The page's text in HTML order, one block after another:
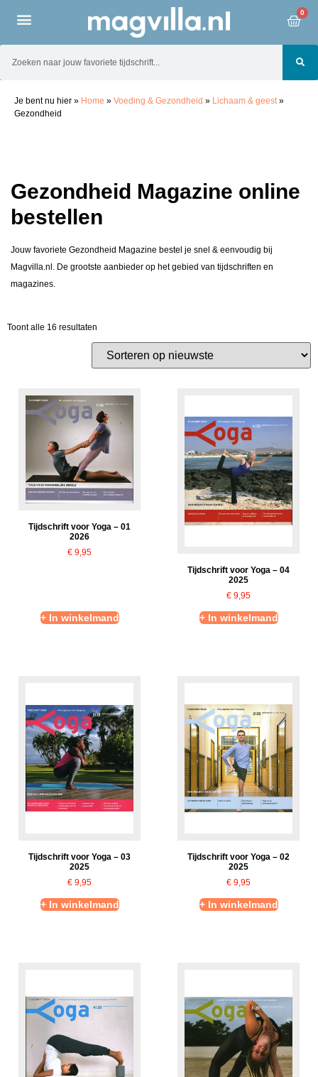
0
Je bent nu hier » Home » Voeding & Gezondheid » Lichaam & geest »
Gezondheid
Gezondheid Magazine online
bestellen
Jouw favoriete Gezondheid Magazine bestel je snel & eenvoudig bij
Magvilla.nl. De grootste aanbieder op het gebied van tijdschriften en
magazines.
Toont alle 16 resultaten
Tijdschrift voor Yoga – 01
2026
€ 9,95
+ In winkelmand
Tijdschrift voor Yoga – 04
2025
€ 9,95
+ In winkelmand
Tijdschrift voor Yoga – 03
2025
€ 9,95
+ In winkelmand
Tijdschrift voor Yoga – 02
2025
€ 9,95
+ In winkelmand